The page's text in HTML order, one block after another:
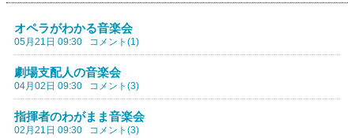
オペラがわかる音楽会
05月21日 09:30 コメント(1)
劇場支配人の音楽会
04月02日 09:30 コメント(3)
指揮者のわがまま音楽会
02月21日 09:30 コメント(3)